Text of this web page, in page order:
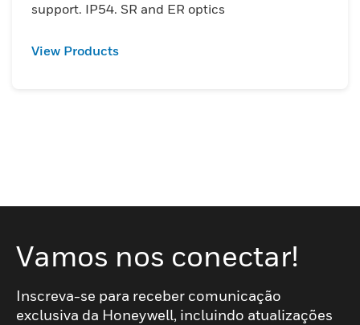
support. IP54. SR and ER optics
View Products
Vamos nos conectar!
Inscreva-se para receber comunicação
exclusiva da Honeywell, incluindo atualizações